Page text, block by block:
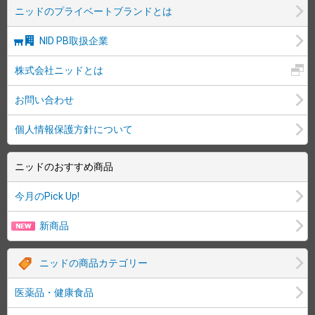
ニッドのプライベートブランドとは
NID PB取扱企業
株式会社ニッドとは
お問い合わせ
個人情報保護方針について
ニッドのおすすめ商品
今月のPick Up!
新商品
ニッドの商品カテゴリー
医薬品・健康食品